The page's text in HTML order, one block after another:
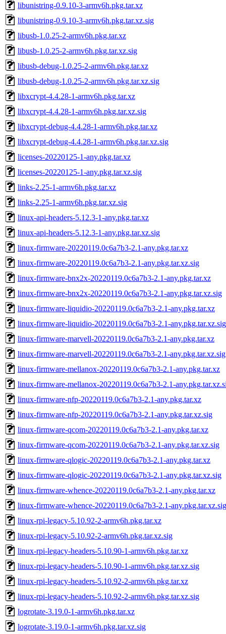
libunistring-0.9.10-3-armv6h.pkg.tar.xz
libunistring-0.9.10-3-armv6h.pkg.tar.xz.sig
libusb-1.0.25-2-armv6h.pkg.tar.xz
libusb-1.0.25-2-armv6h.pkg.tar.xz.sig
libusb-debug-1.0.25-2-armv6h.pkg.tar.xz
libusb-debug-1.0.25-2-armv6h.pkg.tar.xz.sig
libxcrypt-4.4.28-1-armv6h.pkg.tar.xz
libxcrypt-4.4.28-1-armv6h.pkg.tar.xz.sig
libxcrypt-debug-4.4.28-1-armv6h.pkg.tar.xz
libxcrypt-debug-4.4.28-1-armv6h.pkg.tar.xz.sig
licenses-20220125-1-any.pkg.tar.xz
licenses-20220125-1-any.pkg.tar.xz.sig
links-2.25-1-armv6h.pkg.tar.xz
links-2.25-1-armv6h.pkg.tar.xz.sig
linux-api-headers-5.12.3-1-any.pkg.tar.xz
linux-api-headers-5.12.3-1-any.pkg.tar.xz.sig
linux-firmware-20220119.0c6a7b3-2.1-any.pkg.tar.xz
linux-firmware-20220119.0c6a7b3-2.1-any.pkg.tar.xz.sig
linux-firmware-bnx2x-20220119.0c6a7b3-2.1-any.pkg.tar.xz
linux-firmware-bnx2x-20220119.0c6a7b3-2.1-any.pkg.tar.xz.sig
linux-firmware-liquidio-20220119.0c6a7b3-2.1-any.pkg.tar.xz
linux-firmware-liquidio-20220119.0c6a7b3-2.1-any.pkg.tar.xz.sig
linux-firmware-marvell-20220119.0c6a7b3-2.1-any.pkg.tar.xz
linux-firmware-marvell-20220119.0c6a7b3-2.1-any.pkg.tar.xz.sig
linux-firmware-mellanox-20220119.0c6a7b3-2.1-any.pkg.tar.xz
linux-firmware-mellanox-20220119.0c6a7b3-2.1-
linux-firmware-nfp-20220119.0c6a7b3-2.1-any.pkg.tar.xz
linux-firmware-nfp-20220119.0c6a7b3-2.1-any.pkg.tar.xz.sig
linux-firmware-qcom-20220119.0c6a7b3-2.1-any.pkg.tar.xz
linux-firmware-qcom-20220119.0c6a7b3-2.1-any.pkg.tar.xz.sig
linux-firmware-qlogic-20220119.0c6a7b3-2.1-any.pkg.tar.xz
linux-firmware-qlogic-20220119.0c6a7b3-2.1-any.pkg.tar.xz.sig
linux-firmware-whence-20220119.0c6a7b3-2.1-any.pkg.tar.xz
linux-firmware-whence-20220119.0c6a7b3-2.1-any.pkg.tar.xz.sig
linux-rpi-legacy-5.10.92-2-armv6h.pkg.tar.xz
linux-rpi-legacy-5.10.92-2-armv6h.pkg.tar.xz.sig
linux-rpi-legacy-headers-5.10.90-1-armv6h.pkg.tar.xz
linux-rpi-legacy-headers-5.10.90-1-armv6h.pkg.tar.xz.sig
linux-rpi-legacy-headers-5.10.92-2-armv6h.pkg.tar.xz
linux-rpi-legacy-headers-5.10.92-2-armv6h.pkg.tar.xz.sig
logrotate-3.19.0-1-armv6h.pkg.tar.xz
logrotate-3.19.0-1-armv6h.pkg.tar.xz.sig